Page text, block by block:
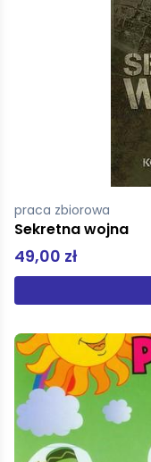
praca zbiorowa
Sekretna wojna
49,00 zł